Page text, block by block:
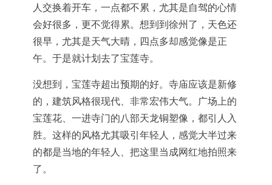
人交换着开车，一点都不累，尤其是自驾的心情
会好很多，更不觉得累。想到到徐州了，天色还
很早，尤其是天气大晴，四点多却感觉像是正
午。于是就计划去了宝莲寺。
没想到，宝莲寺超出预期的好。寺庙应该是新修
的，建筑风格很现代、非常宏伟大气。广场上的
宝莲花、一进寺门的八部天龙铜塑像，都引人入
胜。这样的风格尤其吸引年轻人，感觉大半过来
的都是当地的年轻人、把这里当成网红地拍照来
了。